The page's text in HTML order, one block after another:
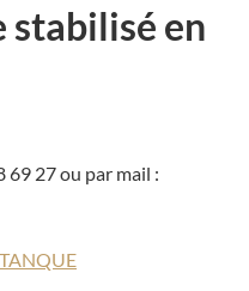
stabilisé en
69 27 ou par mail :